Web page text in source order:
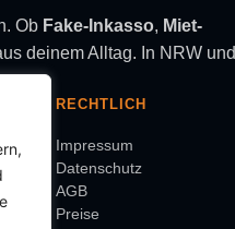
Ob Fake-Inkasso, Miet-
deinem Alltag. In NRW und
RECHTLICH
Impressum
Datenschutz
AGB
Preise